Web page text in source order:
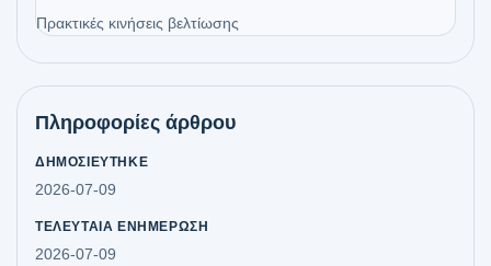
Πρακτικές κινήσεις βελτίωσης
Πληροφορίες άρθρου
ΔΗΜΟΣΙΕΎΤΗΚΕ
2026-07-09
ΤΕΛΕΥΤΑΊΑ ΕΝΗΜΈΡΩΣΗ
2026-07-09